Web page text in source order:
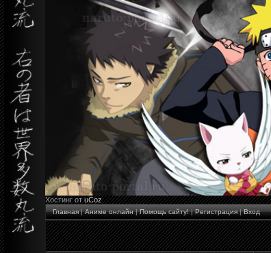
Хостинг отuCoz
Главная|Аниме онлайн|Помощь сайту!|Регистрация|Вход